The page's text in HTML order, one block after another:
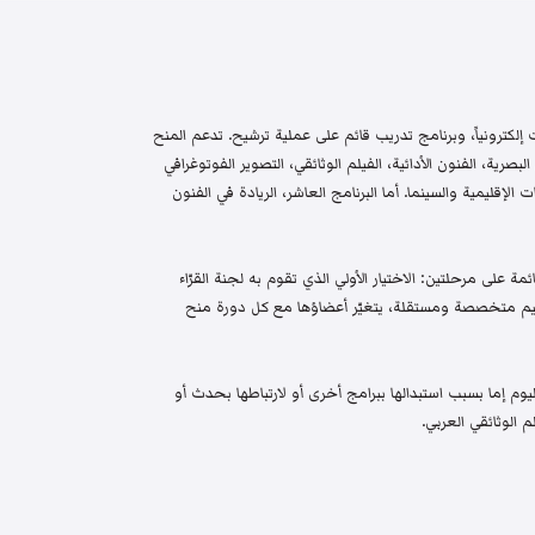
وبرنامج تدريب قائم على عملية ترشيح. تدعم المنح
الفنون الأدائية، الفيلم الوثائقي، التصوير الفوتوغرافي
والسينما. أما البرنامج العاشر، الريادة في الفنون
قائمة على مرحلتين: الاختيار الأولي الذي تقوم به لجنة القرّاء
متخصصة ومستقلة، يتغيّر أعضاؤها مع كل دورة منح
إما بسبب استبدالها ببرامج أخرى أو لارتباطها بحدث أو
الوثائقي العربي.